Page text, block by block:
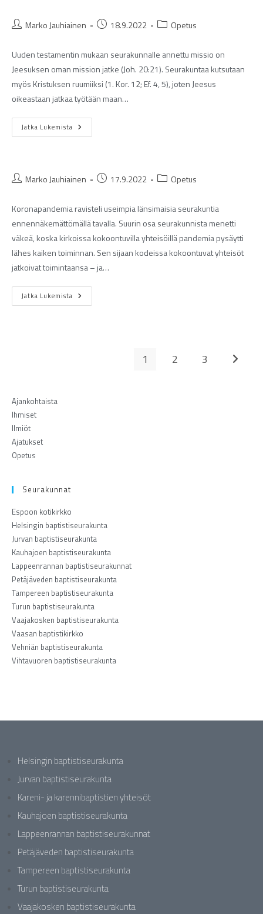
Marko Jauhiainen 18.9.2022 Opetus
Uuden testamentin mukaan seurakunnalle annettu missio on
Jeesuksen oman mission jatke (Joh. 20:21). Seurakuntaa kutsutaan
myös Kristuksen ruumiiksi (1. Kor. 12; Ef. 4, 5), joten Jeesus
oikeastaan jatkaa työtään maan…
Jatka Lukemista
Marko Jauhiainen 17.9.2022 Opetus
Koronapandemia ravisteli useimpia länsimaisia seurakuntia
ennennäkemättömällä tavalla. Suurin osa seurakunnista menetti
väkeä, koska kirkoissa kokoontuvilla yhteisöillä pandemia pysäytti
lähes kaiken toiminnan. Sen sijaan kodeissa kokoontuvat yhteisöt
jatkoivat toimintaansa – ja…
Jatka Lukemista
1 2 3
Ajankohtaista
Ihmiset
Ilmiöt
Ajatukset
Opetus
Seurakunnat
Espoon kotikirkko
Helsingin baptistiseurakunta
Jurvan baptistiseurakunta
Kauhajoen baptistiseurakunta
Lappeenrannan baptistiseurakunnat
Petäjäveden baptistiseurakunta
Tampereen baptistiseurakunta
Turun baptistiseurakunta
Vaajakosken baptistiseurakunta
Vaasan baptistikirkko
Vehniän baptistiseurakunta
Vihtavuoren baptistiseurakunta
Helsingin baptistiseurakunta
Jurvan baptistiseurakunta
Kareni- ja karennibaptistien yhteisöt
Kauhajoen baptistiseurakunta
Lappeenrannan baptistiseurakunnat
Petäjäveden baptistiseurakunta
Tampereen baptistiseurakunta
Turun baptistiseurakunta
Vaajakosken baptistiseurakunta